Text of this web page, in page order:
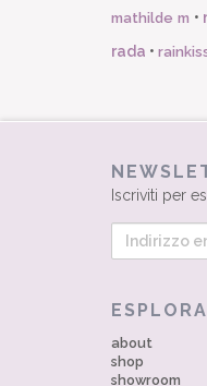
mathilde m •
rada •
Iscriviti per
ESPLORA
about
shop
showroom